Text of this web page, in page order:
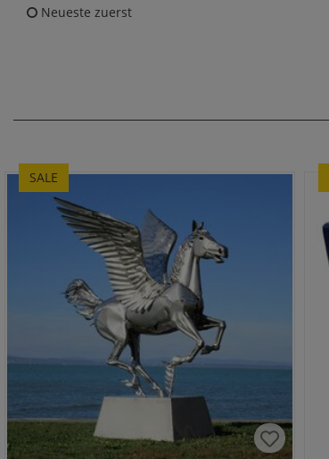
Neueste zuerst
SALE